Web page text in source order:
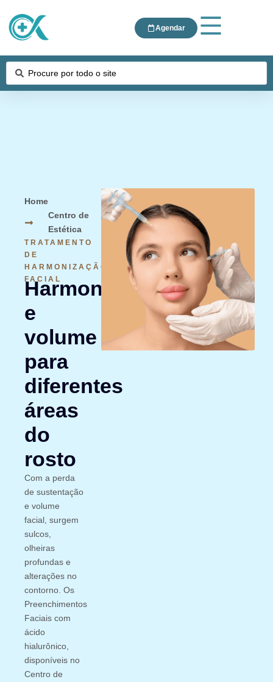
Agendar
Home
Centro de
Estética
TRATAMENTO
DE
HARMONIZAÇÃO
FACIAL
Harmonia
e
volume
para
diferentes
áreas
do
rosto
Com a perda
de sustentação
e volume
facial, surgem
sulcos,
olheiras
profundas e
alterações no
contorno. Os
Preenchimentos
Faciais com
ácido
hialurônico,
disponíveis no
Centro de